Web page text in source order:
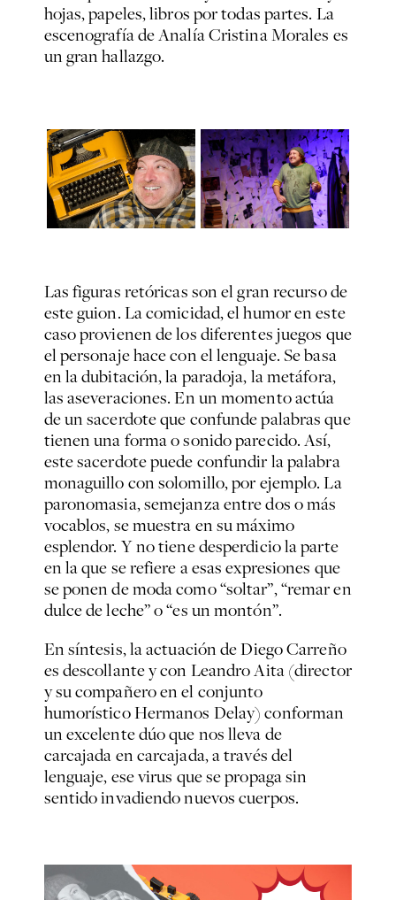
hojas, papeles, libros por todas partes. La
escenografía de Analía Cristina Morales es
un gran hallazgo.
Las figuras retóricas son el gran recurso de
este guion. La comicidad, el humor en este
caso provienen de los diferentes juegos que
el personaje hace con el lenguaje. Se basa
en la dubitación, la paradoja, la metáfora,
las aseveraciones. En un momento actúa
de un sacerdote que confunde palabras que
tienen una forma o sonido parecido. Así,
este sacerdote puede confundir la palabra
monaguillo con solomillo, por ejemplo. La
paronomasia, semejanza entre dos o más
vocablos, se muestra en su máximo
esplendor. Y no tiene desperdicio la parte
en la que se refiere a esas expresiones que
se ponen de moda como “soltar”, “remar en
dulce de leche” o “es un montón”.
En síntesis, la actuación de Diego Carreño
es descollante y con Leandro Aita (director
y su compañero en el conjunto
humorístico Hermanos Delay) conforman
un excelente dúo que nos lleva de
carcajada en carcajada, a través del
lenguaje, ese virus que se propaga sin
sentido invadiendo nuevos cuerpos.